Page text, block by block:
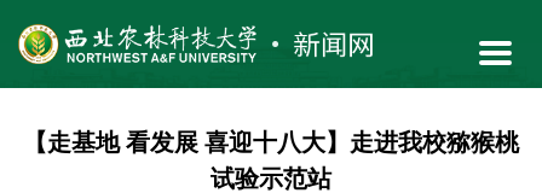
【走基地 看发展 喜迎十八大】走进我校猕猴桃
试验示范站